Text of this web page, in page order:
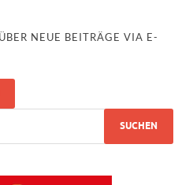
NEUE BEITRÄGE VIA E-